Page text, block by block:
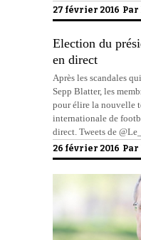
27 février 2016 Par
Election du
en direct
Après les scandales
Sepp Blatter, les
pour élire la nouvelle
internationale de
direct. Tweets de
26 février 2016 Par